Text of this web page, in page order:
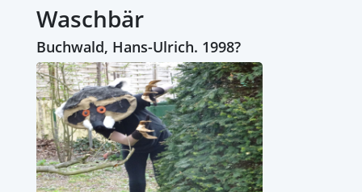
Waschbär
Buchwald, Hans-Ulrich. 1998?